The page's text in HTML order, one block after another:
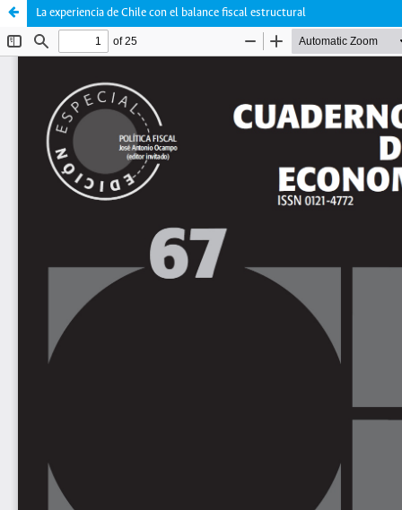
La experiencia de Chile con el balance fiscal estructural